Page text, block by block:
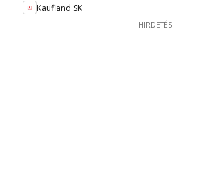
Kaufland SK
HIRDETÉS